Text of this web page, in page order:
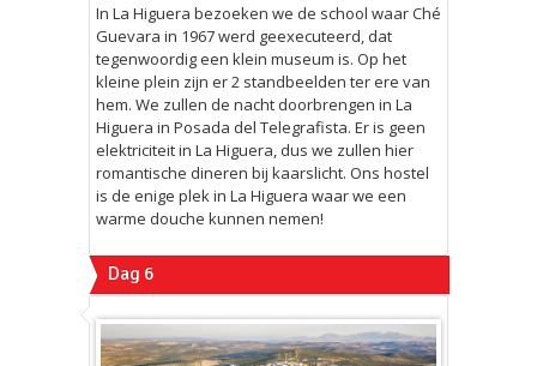
In La Higuera bezoeken we de school waar Ché
Guevara in 1967 werd geexecuteerd, dat
tegenwoordig een klein museum is. Op het
kleine plein zijn er 2 standbeelden ter ere van
hem. We zullen de nacht doorbrengen in La
Higuera in Posada del Telegrafista. Er is geen
elektriciteit in La Higuera, dus we zullen hier
romantische dineren bij kaarslicht. Ons hostel
is de enige plek in La Higuera waar we een
warme douche kunnen nemen!
Dag 6